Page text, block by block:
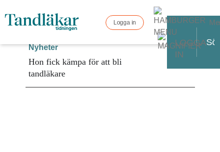
Logga in
LOGGA
IN
Hon fick kämpa för att bli
tandläkare
Nyheter